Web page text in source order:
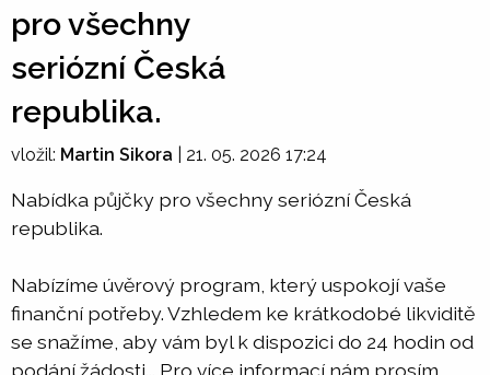
pro všechny
seriózní Česká
republika.
vložil: Martin Sikora 21. 05. 2026 17:24
Nabídka půjčky pro všechny seriózní Česká
republika.
Nabízíme úvěrový program, který uspokojí vaše
finanční potřeby. Vzhledem ke krátkodobé likviditě
se snažíme, aby vám byl k dispozici do 24 hodin od
podání žádosti... Pro více informací nám prosím